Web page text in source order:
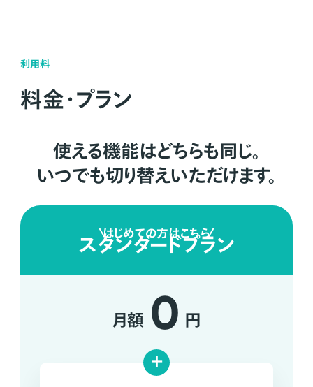
利用料
料金・プラン
使える機能はどちらも同じ。
いつでも切り替えいただけます。
はじめての方はこちら
スタンダードプラン
月額 0 円
+